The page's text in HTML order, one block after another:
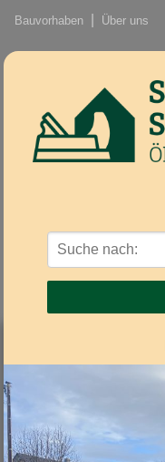
Bauvorhaben Über uns